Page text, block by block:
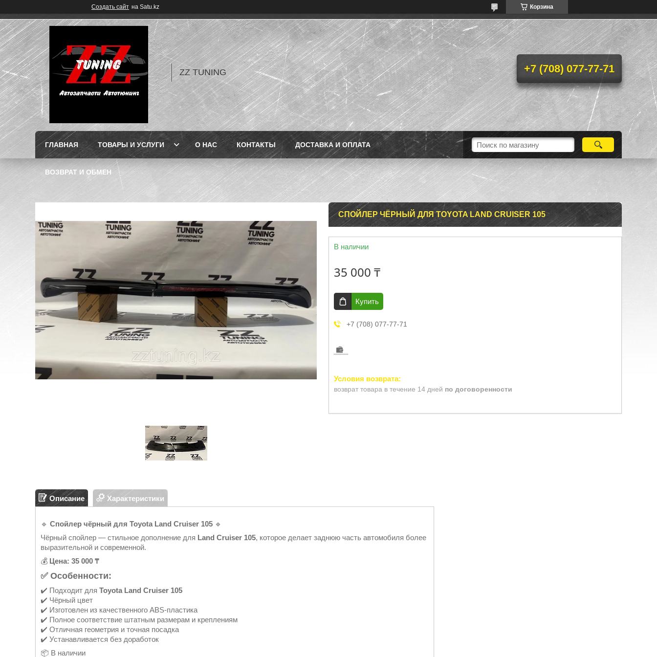
Создать сайт на Satu.kz Корзина
ZZ TUNING +7 (708) 077-77-71
ГЛАВНАЯ ТОВАРЫ И УСЛУГИ О НАС КОНТАКТЫ ДОСТАВКА И ОПЛАТА
ВОЗВРАТ И ОБМЕН
СПОЙЛЕР ЧЁРНЫЙ ДЛЯ TOYOTA LAND CRUISER 105
В наличии
35 000 ₸
Купить
+7 (708) 077-77-71
возврат товара в течение 14 дней по договоренности
Описание Характеристики
🔹 Спойлер чёрный для Toyota Land Cruiser 105 🔹
Чёрный спойлер — стильное дополнение для Land Cruiser 105, которое делает заднюю часть автомобиля более
выразительной и современной.
💰 Цена: 35 000 ₸
✅ Особенности:
✔️ Подходит для Toyota Land Cruiser 105
✔️ Чёрный цвет
✔️ Изготовлен из качественного ABS-пластика
✔️ Полное соответствие штатным размерам и креплениям
✔️ Отличная геометрия и точная посадка
✔️ Устанавливается без доработок
📦 В наличии